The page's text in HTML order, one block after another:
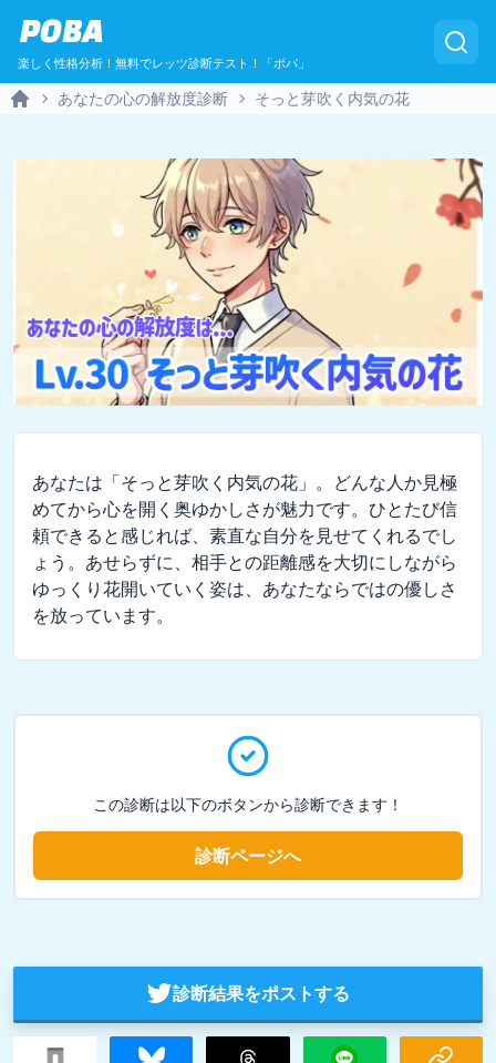
POBA
楽しく性格分析！無料でレッツ診断テスト！「ポバ」
あなたの心の解放度診断 そっと芽吹く内気の花
あなたは「そっと芽吹く内気の花」。どんな人か見極
めてから心を開く奥ゆかしさが魅力です。ひとたび信
頼できると感じれば、素直な自分を見せてくれるでし
ょう。あせらずに、相手との距離感を大切にしながら
ゆっくり花開いていく姿は、あなたならではの優しさ
を放っています。
この診断は以下のボタンから診断できます！
診断ページへ
診断結果をポストする